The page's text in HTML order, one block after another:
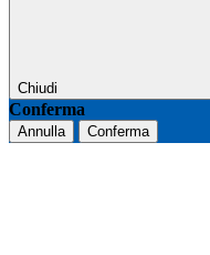
Chiudi
Conferma
Annulla Conferma